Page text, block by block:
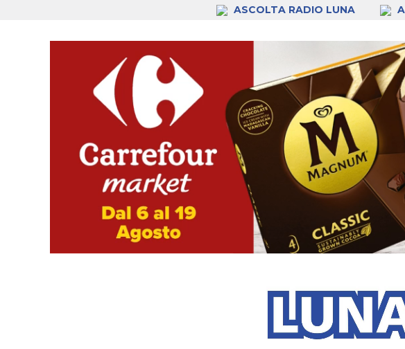
ASCOLTA RADIO LUNA